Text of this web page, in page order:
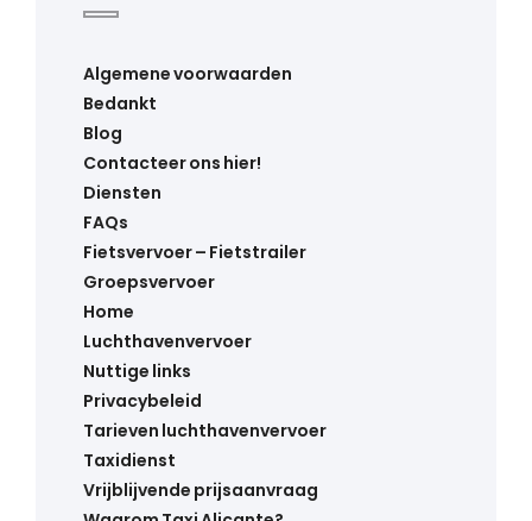
Algemene voorwaarden
Bedankt
Blog
Contacteer ons hier!
Diensten
FAQs
Fietsvervoer – Fietstrailer
Groepsvervoer
Home
Luchthavenvervoer
Nuttige links
Privacybeleid
Tarieven luchthavenvervoer
Taxidienst
Vrijblijvende prijsaanvraag